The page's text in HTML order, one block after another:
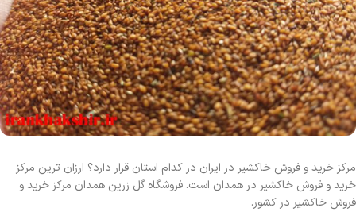
مرکز خرید و فروش خاکشیر در ایران در کدام استان قرار دارد؟ ارزان ترین مرکز
خرید و فروش خاکشیر در همدان است. فروشگاه گل زرین همدان مرکز خرید و
فروش خاکشیر در کشور.